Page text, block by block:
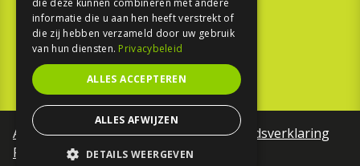
REPORTAGE
TOUREN
NIEUWSBRIEF
Algemene voorwaardenToegankelijkheidsverklaring
Privacy Policy
die deze kunnen combineren met andere
informatie die u aan hen heeft verstrekt of
die zij hebben verzameld door uw gebruik
van hun diensten. Privacybeleid
ALLES ACCEPTEREN
ALLES AFWIJZEN
DETAILS WEERGEVEN